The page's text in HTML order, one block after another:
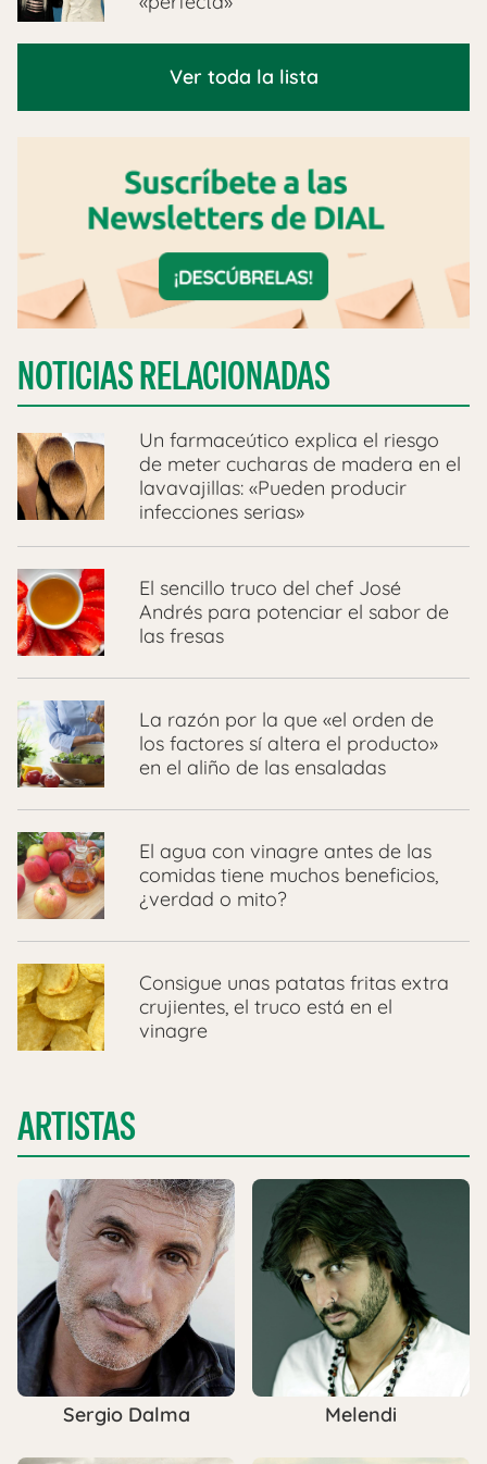
Ver toda la lista
NOTICIAS RELACIONADAS
Un farmaceútico explica el riesgo
de meter cucharas de madera en el
lavavajillas: «Pueden producir
infecciones serias»
El sencillo truco del chef José
Andrés para potenciar el sabor de
las fresas
La razón por la que «el orden de
los factores sí altera el producto»
en el aliño de las ensaladas
El agua con vinagre antes de las
comidas tiene muchos beneficios,
¿verdad o mito?
Consigue unas patatas fritas extra
crujientes, el truco está en el
vinagre
ARTISTAS
Sergio Dalma Melendi